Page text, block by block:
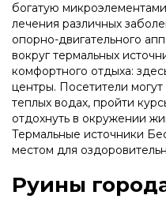
богатую
лечения различных
опорно-двигательного
вокруг термальных
комфортного отдыха:
центры. Посетители
теплых водах, пройти
отдохнуть в окружении
Термальные источники
местом для
Руины